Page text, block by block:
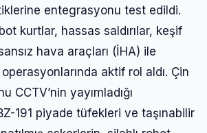
entegrasyonu test edildi.
kurtlar, hassas saldırılar, keşif
hava araçları (İHA) ile
aktif rol aldı. Çin
CCTV’nin yayımladığı
191 piyade tüfekleri ve taşınabilir